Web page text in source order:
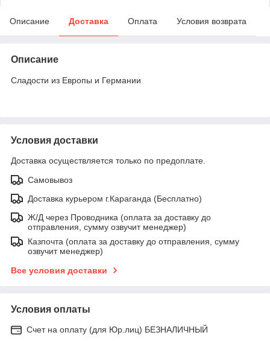
Описание Доставка Оплата Условия возврата
Описание
Сладости из Европы и Германии
Условия доставки
Доставка осуществляется только по предоплате.
Самовывоз
Доставка курьером г.Караганда (Бесплатно)
Ж/Д через Проводника (оплата за доставку до
отправления, сумму озвучит менеджер)
Казпочта (оплата за доставку до отправления, сумму
озвучит менеджер)
Все условия доставки
Условия оплаты
Счет на оплату (для Юр.лиц) БЕЗНАЛИЧНЫЙ